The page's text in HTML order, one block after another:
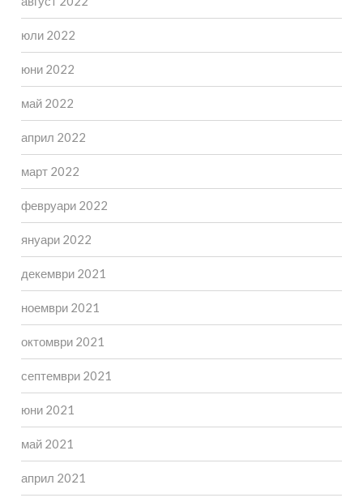
юли 2022
юни 2022
май 2022
април 2022
март 2022
февруари 2022
януари 2022
декември 2021
ноември 2021
октомври 2021
септември 2021
юни 2021
май 2021
април 2021